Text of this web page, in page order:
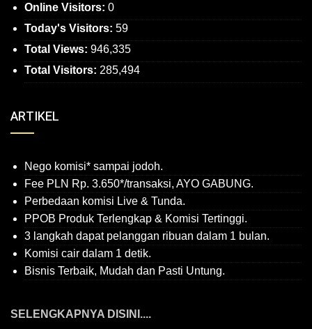
Online Visitors: 0
Today's Visitors: 59
Total Views: 946,335
Total Visitors: 285,494
ARTIKEL
Nego komisi* sampai jodoh.
Fee PLN Rp. 3.650*/transaksi, AYO GABUNG.
Perbedaan komisi Live & Tunda.
PPOB Produk Terlengkap & Komisi Tertinggi.
3 langkah dapat pelanggan ribuan dalam 1 bulan.
Komisi cair dalam 1 detik.
Bisnis Terbaik, Mudah dan Pasti Untung.
SELENGKAPNYA DISINI....